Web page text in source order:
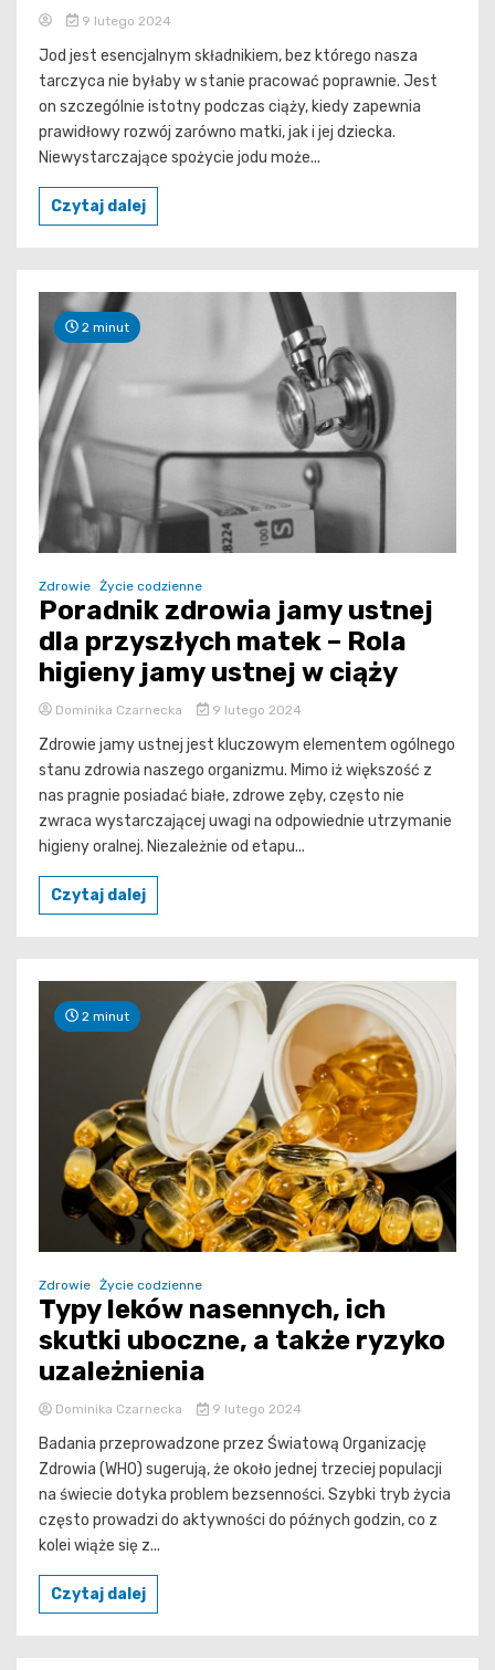
9 lutego 2024
Jod jest esencjalnym składnikiem, bez którego nasza
tarczyca nie byłaby w stanie pracować poprawnie. Jest
on szczególnie istotny podczas ciąży, kiedy zapewnia
prawidłowy rozwój zarówno matki, jak i jej dziecka.
Niewystarczające spożycie jodu może...
Czytaj dalej
2 minut
Zdrowie Życie codzienne
Poradnik zdrowia jamy ustnej
dla przyszłych matek – Rola
higieny jamy ustnej w ciąży
Dominika Czarnecka 9 lutego 2024
Zdrowie jamy ustnej jest kluczowym elementem ogólnego
stanu zdrowia naszego organizmu. Mimo iż większość z
nas pragnie posiadać białe, zdrowe zęby, często nie
zwraca wystarczającej uwagi na odpowiednie utrzymanie
higieny oralnej. Niezależnie od etapu...
Czytaj dalej
2 minut
Zdrowie Życie codzienne
Typy leków nasennych, ich
skutki uboczne, a także ryzyko
uzależnienia
Dominika Czarnecka 9 lutego 2024
Badania przeprowadzone przez Światową Organizację
Zdrowia (WHO) sugerują, że około jednej trzeciej populacji
na świecie dotyka problem bezsenności. Szybki tryb życia
często prowadzi do aktywności do późnych godzin, co z
kolei wiąże się z...
Czytaj dalej